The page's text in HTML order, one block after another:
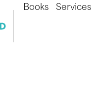
Books Services